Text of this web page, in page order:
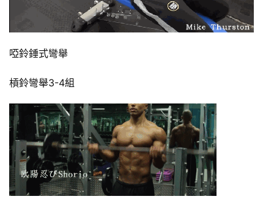
量
練
增
肌
計
劃
啞鈴錘式彎舉
槓鈴彎舉3-4組